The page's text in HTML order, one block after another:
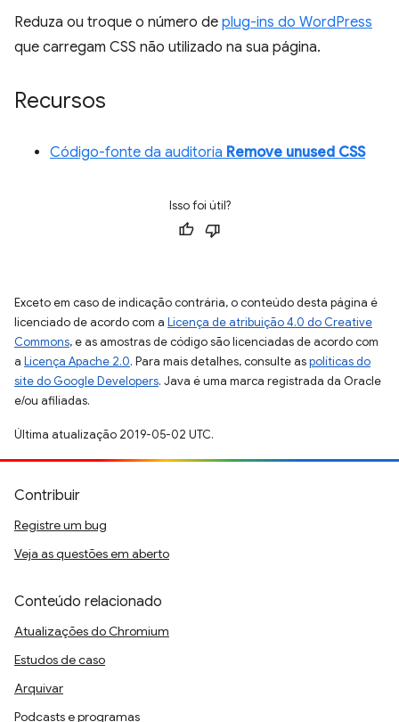
Reduza ou troque o número de plug-ins do WordPress
que carregam CSS não utilizado na sua página.
Recursos
Código-fonte da auditoria Remove unused CSS
Isso foi útil?
Exceto em caso de indicação contrária, o conteúdo desta página é
licenciado de acordo com a Licença de atribuição 4.0 do Creative
Commons, e as amostras de código são licenciadas de acordo com
a Licença Apache 2.0. Para mais detalhes, consulte aspolíticas do
site do Google Developers. Java é uma marca registrada da Oracle
e/ou afiliadas.
Última atualização 2019-05-02 UTC.
Contribuir
Registre um bug
Veja as questões em aberto
Conteúdo relacionado
Atualizações do Chromium
Estudos de caso
Arquivar
Podcasts e programas